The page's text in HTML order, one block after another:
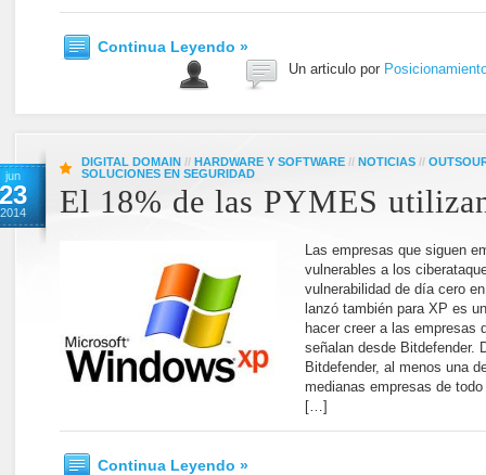
Continua Leyendo »
Un articulo por
jun
23
2014
DIGITAL DOMAIN // HARDWARE Y SOFTWARE // NOTICIAS //
SOLUCIONES EN SEGURIDAD
El 18% de las PYMES
Las empresas que siguen
vulnerables a los
vulnerabilidad de día cero
lanzó también para XP es
hacer creer a las empresas
señalan desde Bitdefender.
Bitdefender, al menos una
medianas empresas de
[…]
Continua Leyendo »